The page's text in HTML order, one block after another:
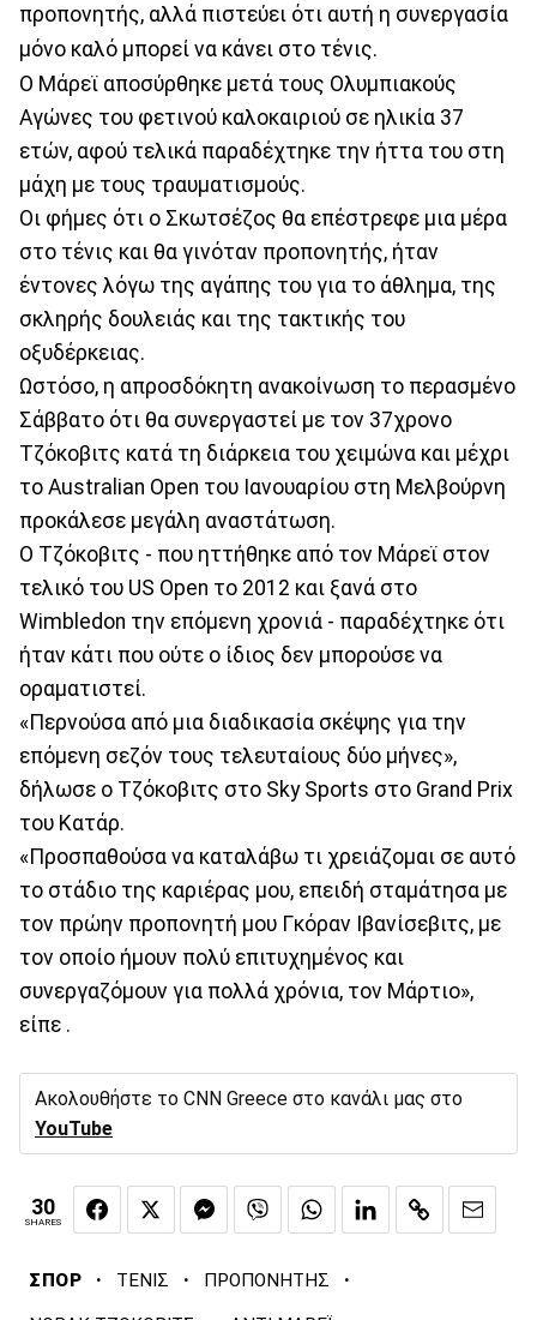
προπονητής, αλλά πιστεύει ότι αυτή η συνεργασία
μόνο καλό μπορεί να κάνει στο τένις.
Ο Μάρεϊ αποσύρθηκε μετά τους Ολυμπιακούς
Αγώνες του φετινού καλοκαιριού σε ηλικία 37
ετών, αφού τελικά παραδέχτηκε την ήττα του στη
μάχη με τους τραυματισμούς.
Οι φήμες ότι ο Σκωτσέζος θα επέστρεφε μια μέρα
στο τένις και θα γινόταν προπονητής, ήταν
έντονες λόγω της αγάπης του για το άθλημα, της
σκληρής δουλειάς και της τακτικής του
οξυδέρκειας.
Ωστόσο, η απροσδόκητη ανακοίνωση το περασμένο
Σάββατο ότι θα συνεργαστεί με τον 37χρονο
Τζόκοβιτς κατά τη διάρκεια του χειμώνα και μέχρι
το Australian Open του Ιανουαρίου στη Μελβούρνη
προκάλεσε μεγάλη αναστάτωση.
Ο Τζόκοβιτς - που ηττήθηκε από τον Μάρεϊ στον
τελικό του US Open το 2012 και ξανά στο
Wimbledon την επόμενη χρονιά - παραδέχτηκε ότι
ήταν κάτι που ούτε ο ίδιος δεν μπορούσε να
οραματιστεί.
«Περνούσα από μια διαδικασία σκέψης για την
επόμενη σεζόν τους τελευταίους δύο μήνες»,
δήλωσε ο Τζόκοβιτς στο Sky Sports στο Grand Prix
του Κατάρ.
«Προσπαθούσα να καταλάβω τι χρειάζομαι σε αυτό
το στάδιο της καριέρας μου, επειδή σταμάτησα με
τον πρώην προπονητή μου Γκόραν Ιβανίσεβιτς, με
τον οποίο ήμουν πολύ επιτυχημένος και
συνεργαζόμουν για πολλά χρόνια, τον Μάρτιο»,
είπε .
Ακολουθήστε το CNN Greece στο κανάλι μας στο
YouTube
30
SHARES
ΣΠΟΡ · ΤΕΝΙΣ · ΠΡΟΠΟΝΗΤΗΣ ·